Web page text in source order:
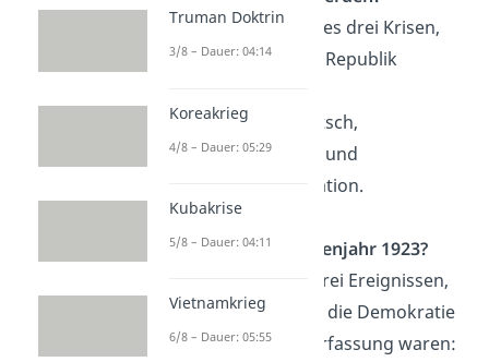
Im Jahr 1923 gab es drei Krisen,
die die Weimarer Republik
den Hitler Putsch,
die Ruhrkrise und
die Hyperinflation.
Was war das Krisenjahr 1923?
1923 kam es zu drei Ereignissen,
die gefährlich für die Demokratie
der Weimarer Verfassung waren:
Truman Doktrin
3/8 – Dauer: 04:14
Koreakrieg
4/8 – Dauer: 05:29
Kubakrise
5/8 – Dauer: 04:11
Vietnamkrieg
6/8 – Dauer: 05:55